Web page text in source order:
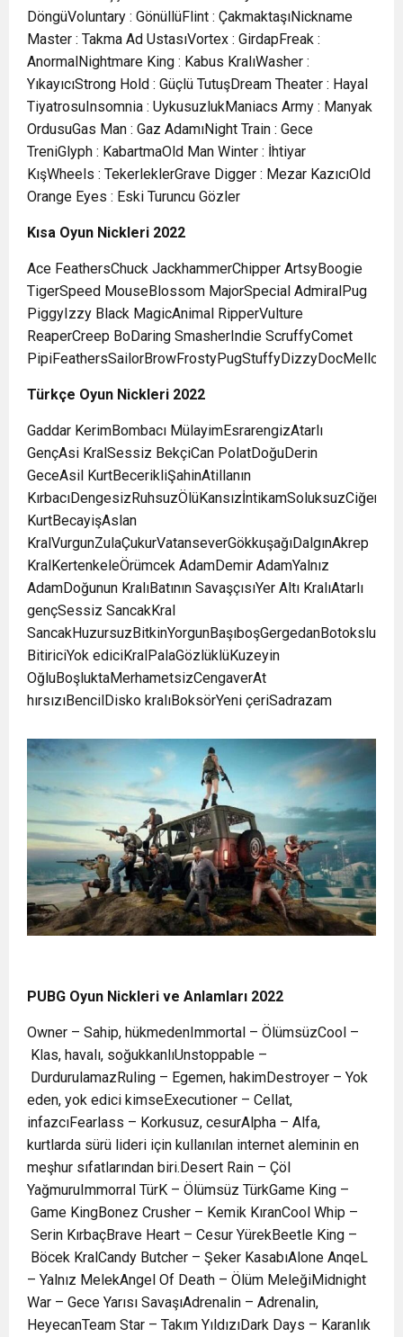
DöngüVoluntary : GönüllüFlint : ÇakmaktaşıNickname
Master : Takma Ad UstasıVortex : GirdapFreak :
AnormalNightmare King : Kabus KralıWasher :
YıkayıcıStrong Hold : Güçlü TutuşDream Theater : Hayal
TiyatrosuInsomnia : UykusuzlukManiacs Army : Manyak
OrdusuGas Man : Gaz AdamıNight Train : Gece
TreniGlyph : KabartmaOld Man Winter : İhtiyar
KışWheels : TekerleklerGrave Digger : Mezar KazıcıOld
Orange Eyes : Eski Turuncu Gözler
Kısa Oyun Nickleri 2022
Ace FeathersChuck JackhammerChipper ArtsyBoogie
TigerSpeed MouseBlossom MajorSpecial AdmiralPug
PiggyIzzy Black MagicAnimal RipperVulture
ReaperCreep BoDaring SmasherIndie ScruffyComet
Türkçe Oyun Nickleri 2022
Gaddar KerimBombacı MülayimEsrarengizAtarlı
GençAsi KralSessiz BekçiCan PolatDoğuDerin
GeceAsil KurtBecerikliŞahinAtillanın
KurtBecayişAslan
KralVurgunZulaÇukurVatanseverGökkuşağıDalgınAkrep
KralKertenkeleÖrümcek AdamDemir AdamYalnız
AdamDoğunun KralıBatının SavaşçısıYer Altı KralıAtarlı
gençSessiz SancakKral
BitiriciYok ediciKralPalaGözlüklüKuzeyin
OğluBoşluktaMerhametsizCengaverAt
hırsızıBencilDisko kralıBoksörYeni çeriSadrazam
PUBG Oyun Nickleri ve Anlamları 2022
Owner – Sahip, hükmedenImmortal – ÖlümsüzCool –
Klas, havalı, soğukkanlıUnstoppable –
DurdurulamazRuling – Egemen, hakimDestroyer – Yok
eden, yok edici kimseExecutioner – Cellat,
infazcıFearlass – Korkusuz, cesurAlpha – Alfa,
kurtlarda sürü lideri için kullanılan internet aleminin en
meşhur sıfatlarından biri.Desert Rain – Çöl
YağmuruImmorral TürK – Ölümsüz TürkGame King –
Game KingBonez Crusher – Kemik KıranCool Whip –
Serin KırbaçBrave Heart – Cesur YürekBeetle King –
Böcek KralCandy Butcher – Şeker KasabıAlone AnqeL
– Yalnız MelekAngel Of Death – Ölüm MeleğiMidnight
War – Gece Yarısı SavaşıAdrenalin – Adrenalin,
HeyecanTeam Star – Takım YıldızıDark Days – Karanlık